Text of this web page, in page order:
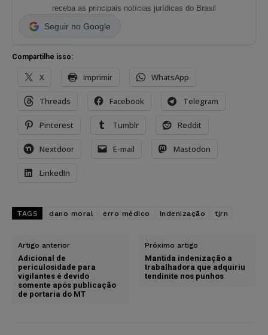
receba as principais notícias jurídicas do Brasil
Seguir no Google
Compartilhe isso:
X Imprimir WhatsApp
Threads Facebook Telegram
Pinterest Tumblr Reddit
Nextdoor E-mail Mastodon
LinkedIn
TAGS dano moral erro médico Indenização tjrn
Artigo anterior
Adicional de
periculosidade para
vigilantes é devido
somente após publicação
de portaria do MT
Próximo artigo
Mantida indenização a
trabalhadora que adquiriu
tendinite nos punhos